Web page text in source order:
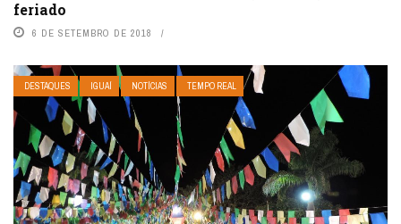
feriado
6 DE SETEMBRO DE 2018
DESTAQUES IGUAÍ NOTÍCIAS TEMPO REAL